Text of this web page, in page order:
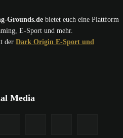
Grounds.de bietet euch eine Plattform
E-Sport und mehr.
der Dark Origin E-Sport und
Media